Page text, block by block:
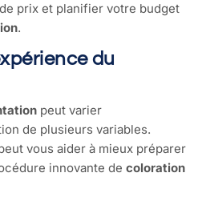
prix et planifier votre budget
.
du
peut varier
de plusieurs variables.
vous aider à mieux préparer
innovante de coloration